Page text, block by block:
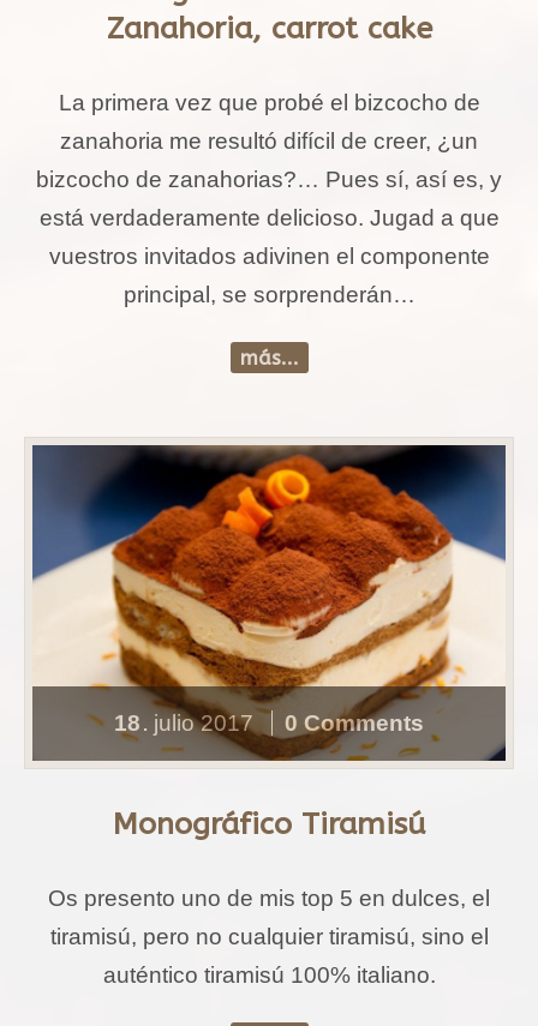
Zanahoria, carrot cake
La primera vez que probé el bizcocho de
zanahoria me resultó difícil de creer, ¿un
bizcocho de zanahorias?… Pues sí, así es, y
está verdaderamente delicioso. Jugad a que
vuestros invitados adivinen el componente
principal, se sorprenderán…
más...
Monográfico Tiramisú
18 . julio2017 0 Comments
Os presento uno de mis top 5 en dulces, el
tiramisú, pero no cualquier tiramisú, sino el
auténtico tiramisú 100% italiano.